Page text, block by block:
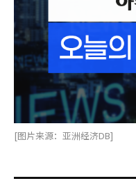
[图片来源：亚洲经济DB]